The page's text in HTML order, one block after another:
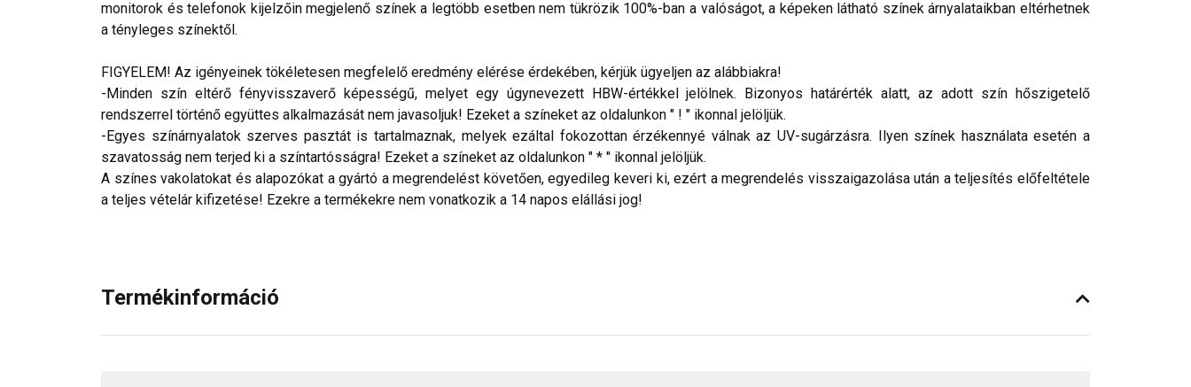
monitorok és telefonok kijelzőin megjelenő színek a legtöbb esetben nem tükrözik 100%-ban a valóságot, a képeken látható színek árnyalataikban eltérhetnek
a tényleges színektől.
FIGYELEM! Az igényeinek tökéletesen megfelelő eredmény elérése érdekében, kérjük ügyeljen az alábbiakra!
-Minden szín eltérő fényvisszaverő képességű, melyet egy úgynevezett HBW-értékkel jelölnek. Bizonyos határérték alatt, az adott szín hőszigetelő
rendszerrel történő együttes alkalmazását nem javasoljuk! Ezeket a színeket az oldalunkon " ! " ikonnal jelöljük.
-Egyes színárnyalatok szerves pasztát is tartalmaznak, melyek ezáltal fokozottan érzékennyé válnak az UV-sugárzásra. Ilyen színek használata esetén a
szavatosság nem terjed ki a színtartósságra! Ezeket a színeket az oldalunkon " * " ikonnal jelöljük.
A színes vakolatokat és alapozókat a gyártó a megrendelést követően, egyedileg keveri ki, ezért a megrendelés visszaigazolása után a teljesítés előfeltétele
a teljes vételár kifizetése! Ezekre a termékekre nem vonatkozik a 14 napos elállási jog!
Termékinformáció